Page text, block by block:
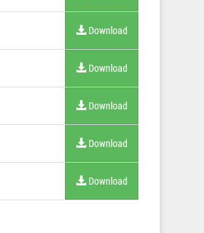
Download
Download
Download
Download
Download